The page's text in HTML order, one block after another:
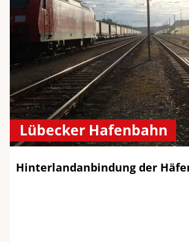
Lübecker Hafenbahn
Hinterlandanbindung der